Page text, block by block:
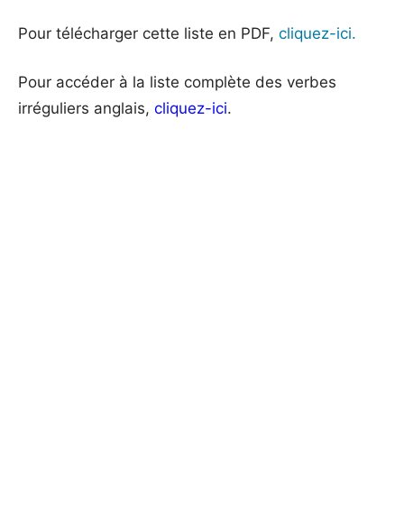
Pour télécharger cette liste en PDF, cliquez-ici.
Pour accéder à la liste complète des verbes
irréguliers anglais, cliquez-ici.